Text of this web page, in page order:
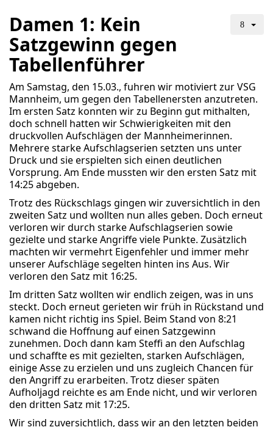
Damen 1: Kein
Satzgewinn gegen
Tabellenführer
Am Samstag, den 15.03., fuhren wir motiviert zur VSG
Mannheim, um gegen den Tabellenersten anzutreten.
Im ersten Satz konnten wir zu Beginn gut mithalten,
doch schnell hatten wir Schwierigkeiten mit den
druckvollen Aufschlägen der Mannheimerinnen.
Mehrere starke Aufschlagserien setzten uns unter
Druck und sie erspielten sich einen deutlichen
Vorsprung. Am Ende mussten wir den ersten Satz mit
14:25 abgeben.
Trotz des Rückschlags gingen wir zuversichtlich in den
zweiten Satz und wollten nun alles geben. Doch erneut
verloren wir durch starke Aufschlagserien sowie
gezielte und starke Angriffe viele Punkte. Zusätzlich
machten wir vermehrt Eigenfehler und immer mehr
unserer Aufschläge segelten hinten ins Aus. Wir
verloren den Satz mit 16:25.
Im dritten Satz wollten wir endlich zeigen, was in uns
steckt. Doch erneut gerieten wir früh in Rückstand und
kamen nicht richtig ins Spiel. Beim Stand von 8:21
schwand die Hoffnung auf einen Satzgewinn
zunehmen. Doch dann kam Steffi an den Aufschlag
und schaffte es mit gezielten, starken Aufschlägen,
einige Asse zu erzielen und uns zugleich Chancen für
den Angriff zu erarbeiten. Trotz dieser späten
Aufholjagd reichte es am Ende nicht, und wir verloren
den dritten Satz mit 17:25.
Wir sind zuversichtlich, dass wir an den letzten beiden